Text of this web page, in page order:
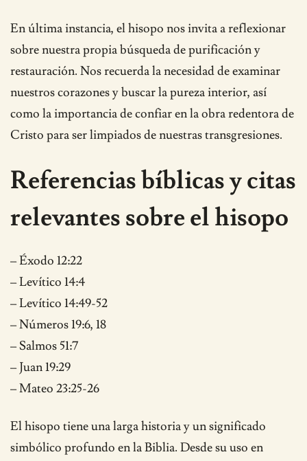
En última instancia, el hisopo nos invita a reflexionar
sobre nuestra propia búsqueda de purificación y
restauración. Nos recuerda la necesidad de examinar
nuestros corazones y buscar la pureza interior, así
como la importancia de confiar en la obra redentora de
Cristo para ser limpiados de nuestras transgresiones.
Referencias bíblicas y citas
relevantes sobre el hisopo
– Éxodo 12:22
– Levítico 14:4
– Levítico 14:49-52
– Números 19:6, 18
– Salmos 51:7
– Juan 19:29
– Mateo 23:25-26
El hisopo tiene una larga historia y un significado
simbólico profundo en la Biblia. Desde su uso en